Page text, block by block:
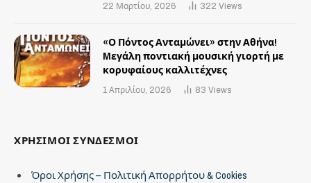
22 Μαρτίου, 2026 322 Views
«Ο Πόντος Ανταμώνει» στην Αθήνα!
Mεγάλη ποντιακή μουσική γιορτή με
κορυφαίους καλλιτέχνες
1 Απριλίου, 2026 83 Views
ΧΡΗΣΙΜΟΙ ΣΥΝΔΕΣΜΟΙ
Όροι Χρήσης – Πολιτική Απορρήτου & Cookies